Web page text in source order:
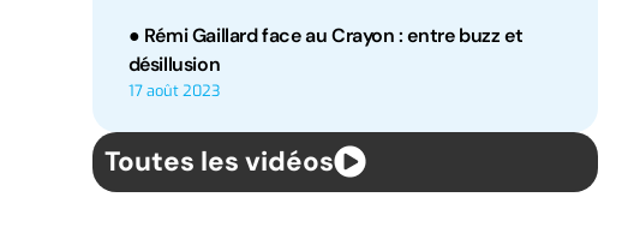
● Rémi Gaillard face au Crayon : entre buzz et
désillusion
17 août 2023
Toutes les vidéos